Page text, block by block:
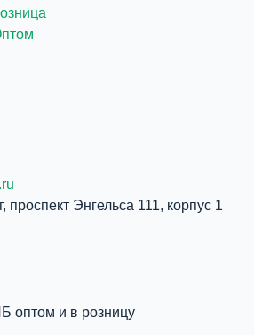
проспект Энгельса 111, корпус 1
оптом и в розницу